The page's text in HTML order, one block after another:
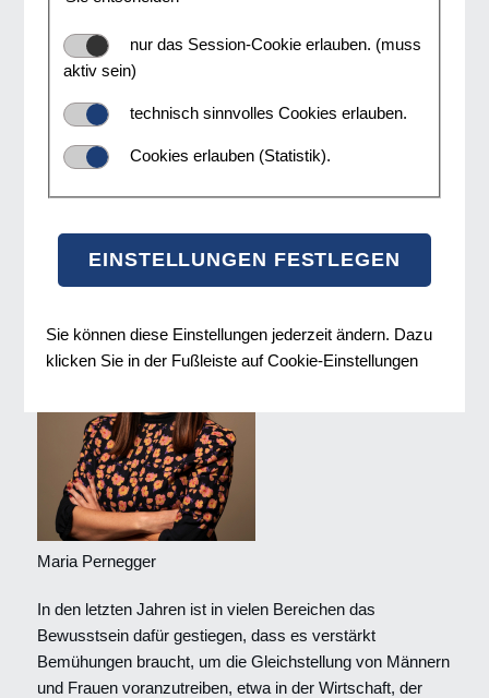
nur das Session-Cookie erlauben. (muss
aktiv sein)
technisch sinnvolles Cookies erlauben.
Cookies erlauben (Statistik).
Sie können diese Einstellungen jederzeit ändern. Dazu
klicken Sie in der Fußleiste auf Cookie-Einstellungen
Verein exploristas, durchgeführt von MediaAffairs in
Kooperation mit dem Sportministerium
und Bundeskanzleramt und finanziert von 100%Sport
und RTR (Rundfunk und Telekom Regulierungs-
Massenmedien repräsentiert und inszeniert werden und
Maria Pernegger
In den letzten Jahren ist in vielen Bereichen das
Bewusstsein dafür gestiegen, dass es verstärkt
Bemühungen braucht, um die Gleichstellung von Männern
und Frauen voranzutreiben, etwa in der Wirtschaft, der